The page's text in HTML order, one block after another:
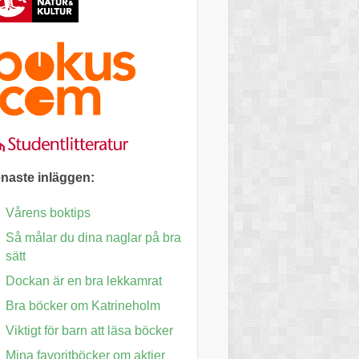
inläggen:
Vårens boktips
Så målar du dina naglar på bra
sätt
Dockan är en bra lekkamrat
Bra böcker om Katrineholm
Viktigt för barn att läsa böcker
Mina favoritböcker om aktier